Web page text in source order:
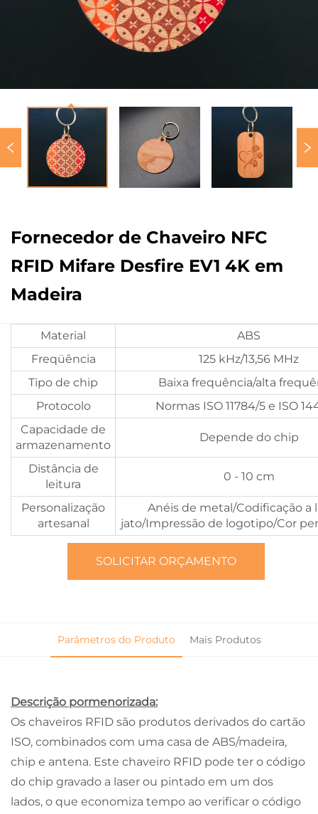
Fornecedor de Chaveiro NFC
RFID Mifare Desfire EV1 4K em
Madeira
Material
ABS
Freqüência
125 kHz/13,56 MHz
Tipo de chip
Baixa frequência/alta
Protocolo
Normas ISO 11784/5 e ISO
Capacidade de
armazenamento
Depende do chip
Distância de
leitura
0 - 10 cm
Personalização
artesanal
Anéis de metal/Codificação a
jato/Impressão de logotipo/Cor
SOLICITAR ORÇAMENTO
Parâmetros do Produto Mais Produtos
Descrição pormenorizada:
Os chaveiros RFID são produtos derivados do cartão
ISO, combinados com uma casa de ABS/madeira,
chip e antena. Este chaveiro RFID pode ter o código
do chip gravado a laser ou pintado em um dos
lados, o que economiza tempo ao verificar o código